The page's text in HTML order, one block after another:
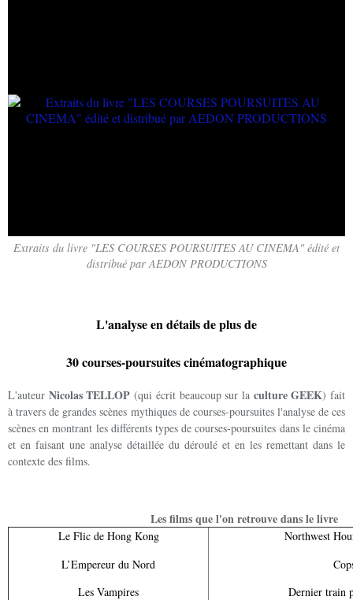
Extraits du livre "LES COURSES POURSUITES AU CINEMA" édité et
distribué par AEDON PRODUCTIONS
L'analyse en détails de plus de
30 courses-poursuites cinématographique
L'auteur Nicolas TELLOP (qui écrit beaucoup sur la culture GEEK) fait
à travers de grandes scènes mythiques de courses-poursuites l'analyse de ces
scènes en montrant les différents types de courses-poursuites dans le cinéma
et en faisant une analyse détaillée du déroulé et en les remettant dans le
contexte des films.
Les films que l'on retrouve dans le livre
Le Flic de Hong Kong
L’Empereur du Nord
Les Vampires
Northwest
Dernier train